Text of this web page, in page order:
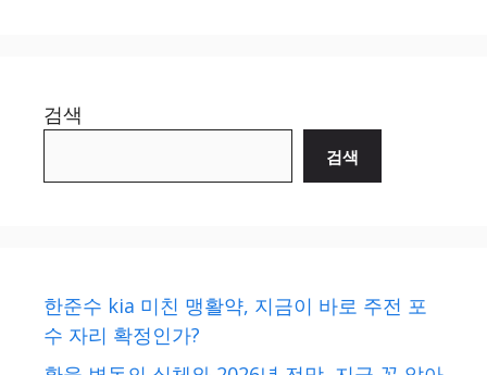
검색
검색
한준수 kia 미친 맹활약, 지금이 바로 주전 포
수 자리 확정인가?